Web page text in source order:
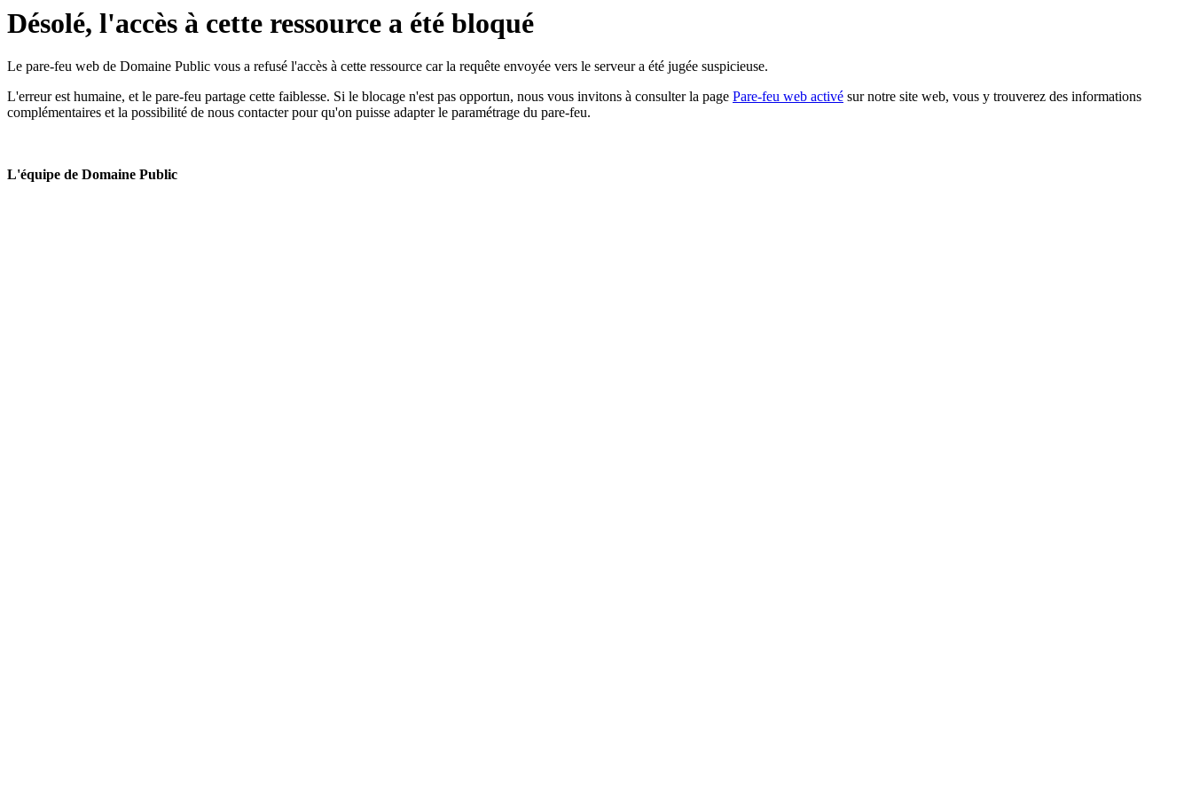
Désolé, l'accès à cette ressource a été bloqué
Le pare-feu web de Domaine Public vous a refusé l'accès à cette ressource car la requête envoyée vers le serveur a été jugée suspicieuse.
L'erreur est humaine, et le pare-feu partage cette faiblesse. Si le blocage n'est pas opportun, nous vous invitons à consulter la page Pare-feu web activé sur notre site web, vous y trouverez des informations
complémentaires et la possibilité de nous contacter pour qu'on puisse adapter le paramétrage du pare-feu.
L'équipe de Domaine Public